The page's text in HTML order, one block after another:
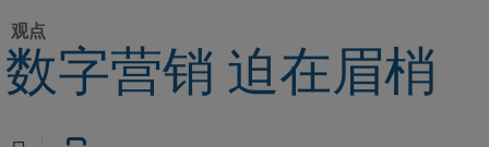
观点
数字营销 迫在眉梢